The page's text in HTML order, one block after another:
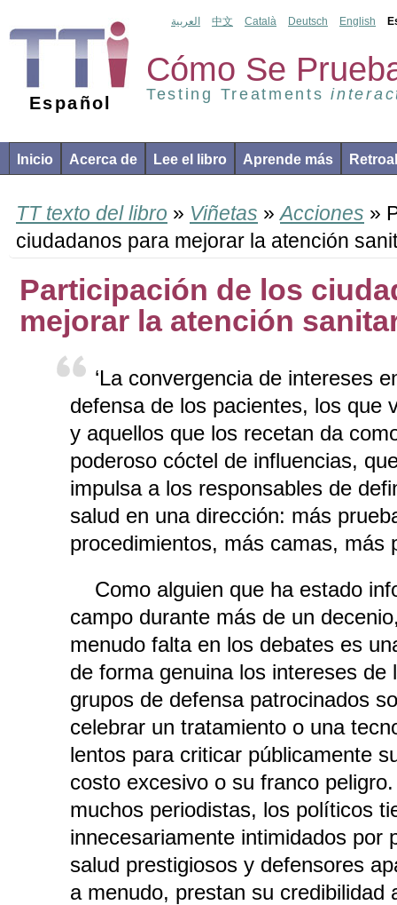
Español
Cómo Se
Testing Treatments
العربية 中文 Català Deutsch English
Inicio Acerca de Lee el libro Aprende más
TT texto del libro » Viñetas »Acciones »
ciudadanos para mejorar la atención
Participación de los
mejorar la atención
‘La convergencia de intereses
defensa de los pacientes, los que
y aquellos que los recetan da
poderoso cóctel de influencias,
impulsa a los responsables de
salud en una dirección: más
procedimientos, más camas,
Como alguien que ha estado
campo durante más de un
menudo falta en los debates es
de forma genuina los intereses de
grupos de defensa patrocinados
celebrar un tratamiento o una
lentos para criticar públicamente
costo excesivo o su franco
muchos periodistas, los políticos
innecesariamente intimidados por
salud prestigiosos y defensores
a menudo, prestan su credibilidad